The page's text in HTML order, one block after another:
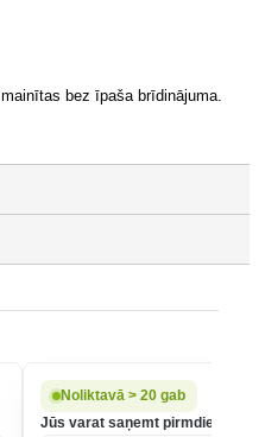
bez īpaša brīdinājuma.
Noliktavā > 20 gab
Jūs varat saņemt pirmdien,